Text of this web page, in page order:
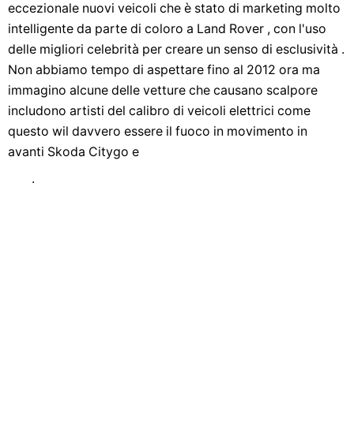
eccezionale nuovi veicoli che è stato di marketing molto
intelligente da parte di coloro a Land Rover , con l'uso
delle migliori celebrità per creare un senso di esclusività .
Non abbiamo tempo di aspettare fino al 2012 ora ma
immagino alcune delle vetture che causano scalpore
includono artisti del calibro di veicoli elettrici come
questo wil davvero essere il fuoco in movimento in
avanti Skoda Citygo e
.